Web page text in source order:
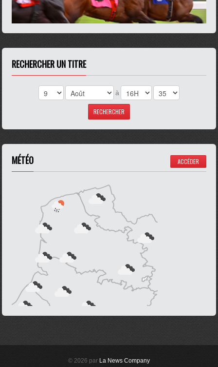
RECHERCHER UN TITRE
à
MÉTÉO ACCÉDER
© 2026 par La News Company